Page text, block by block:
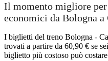
Il momento migliore
economici da Bologna a
I biglietti del treno Bologna -
trovati a partire da 60,90 € se
biglietto più costoso può